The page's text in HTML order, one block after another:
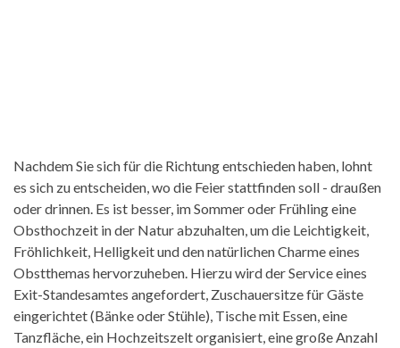
Nachdem Sie sich für die Richtung entschieden haben, lohnt
es sich zu entscheiden, wo die Feier stattfinden soll - draußen
oder drinnen. Es ist besser, im Sommer oder Frühling eine
Obsthochzeit in der Natur abzuhalten, um die Leichtigkeit,
Fröhlichkeit, Helligkeit und den natürlichen Charme eines
Obstthemas hervorzuheben. Hierzu wird der Service eines
Exit-Standesamtes angefordert, Zuschauersitze für Gäste
eingerichtet (Bänke oder Stühle), Tische mit Essen, eine
Tanzfläche, ein Hochzeitszelt organisiert, eine große Anzahl